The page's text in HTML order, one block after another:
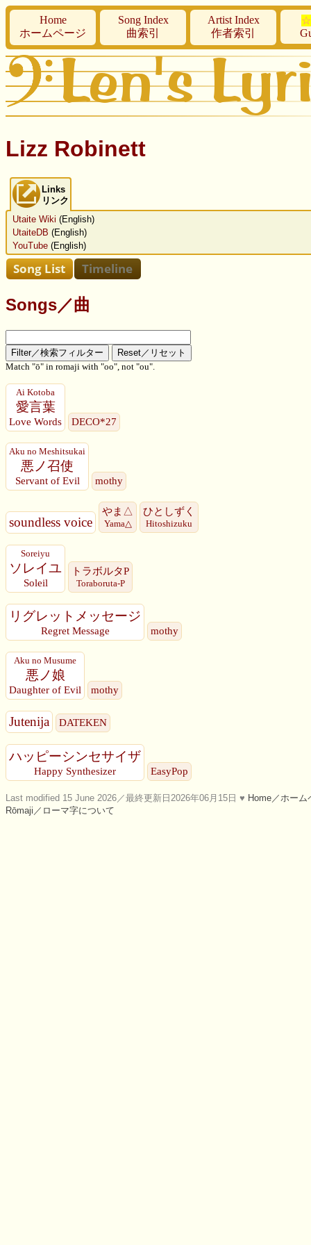
Home
ホームページ
Song Index
曲索引
Artist Index
作者索引
Lizz Robinett
Links
リンク
Utaite Wiki (English)
UtaiteDB (English)
YouTube (English)
Songs／曲
Match "ō" in romaji with "oo", not "ou".
Ai Kotoba
愛言葉
Love Words DECO*27
Aku no Meshitsukai
悪ノ召使
Servant of Evil mothy
soundless voice
やま△
Yama△
ひとしずく
Hitoshizuku
Soreiyu
ソレイユ
Soleil
トラボルタP
Toraboruta-P
リグレットメッセージ
Regret Message mothy
Aku no Musume
悪ノ娘
Daughter of Evil mothy
Jutenija DATEKEN
ハッピーシンセサイザ
Happy Synthesizer EasyPop
Last modified 15 June 2026／最終更新日2026年06月15日 ♥ Home／ホーム
Rōmaji／ローマ字について